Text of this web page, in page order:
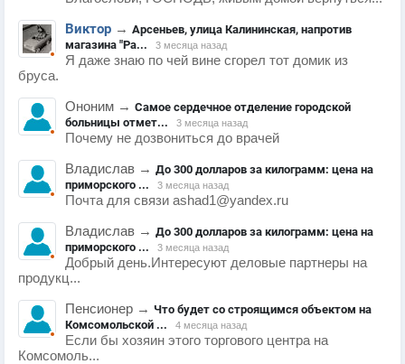
Виктор → Арсеньев, улица Калининская, напротив
магазина "Ра...
3 месяца назад
Я даже знаю по чей вине сгорел тот домик из
бруса.
Ононим → Самое сердечное отделение городской
больницы отмет...
3 месяца назад
Почему не дозвониться до врачей
Владислав → До 300 долларов за килограмм: цена на
приморского ...
3 месяца назад
Почта для связи ashad1@yandex.ru
Владислав → До 300 долларов за килограмм: цена на
приморского ...
3 месяца назад
Добрый день.Интересуют деловые партнеры на
продукц...
Пенсионер → Что будет со строящимся объектом на
Комсомольской ...
4 месяца назад
Если бы хозяин этого торгового центра на
Комсомоль...